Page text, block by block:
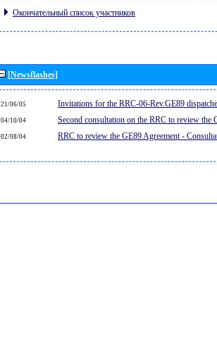
Окончательный список участников
[Newsflashes]
21/06/05 Invitations for the RRC-06-Rev.GE89
04/10/04 Second consultation on the RRC to review the
02/08/04 RRC to review the GE89 Agreement -